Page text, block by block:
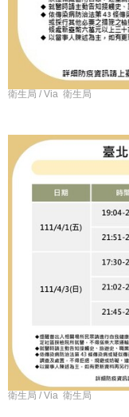
衛生局 / Via 衛生局
衛生局 / Via 衛生局